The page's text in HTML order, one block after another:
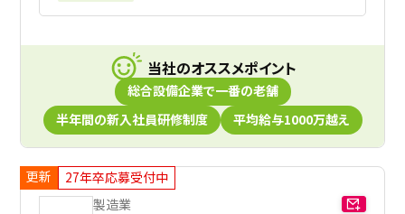
当社のオススメポイント
総合設備企業で一番の老舗
半年間の新入社員研修制度
平均給与1000万越え
更新
27年卒応募受付中
製造業